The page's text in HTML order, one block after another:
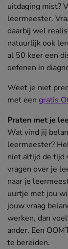
uitdaging mist?
leermeester.
daarbij wel
natuurlijk ook
al 50 keer een
oefenen in
Weet je niet
met een gratis
Praten met je
Wat vind jij
leermeester?
niet altijd de tijd
vragen over je
naar je
uurtje met jou
jouw vraag
werken, dan
ander. Een
te bereiden.